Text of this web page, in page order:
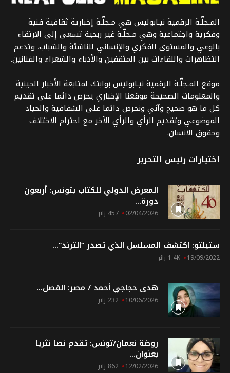
المـجلّـة الرقمية نيـابوليس هي مـجلّـة إخبارية ثقافية فنية
وفكرية واجتماعية وهي مـجلّـة غير ربحية تسعى إلى الارتقاء
بالوعي والمستوى الفكري والإنساني للناشئة والشباب، وتدعم
التظاهرات واللقاءات بين المثقفين والأدباء والشعراء والفنانين.
موقع المـجلّـة الرقمية نيـابوليس بوابتك لمتابعة الأخبار الحينية
والمعلومات الصحيحة موقعنا الإخباري يحرص دائما على تقديم
كل ما هو صحيح وآني ونحرص دائما على الشفافية والحياد
الموضوعي وتقديم الرأي والرأي الآخر مع احترام الاختلاف
وحقوق الانسان.
اختيارات رئيس التحرير
المعرض الدولي للكتاب بتونس: أربعون
دورة...
02/04/2026 457 زائر
ستيلتو: اكتشف المسلسل الذي تصدر “الترند”...
19/09/2022 1.4K زائر
هدى حجاجي أحمد / مصر: الفصل...
10/06/2026 232 زائر
روضة نعمان/تونس: تقدم نصا نثريا
بعنوان...
12/02/2026 862 زائر